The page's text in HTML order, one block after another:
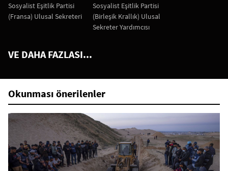
Sosyalist Eşitlik Partisi
(Fransa) Ulusal Sekreteri
Sosyalist Eşitlik Partisi
(Birleşik Krallık) Ulusal
Sekreter Yardımcısı
VE DAHA FAZLASI...
Okunması önerilenler